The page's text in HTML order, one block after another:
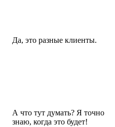
Да, это разные клиенты.
А что тут думать? Я точно
знаю, когда это будет!